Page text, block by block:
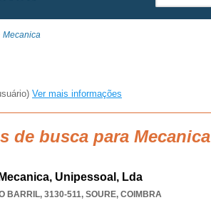
Mecanica
Ver mais informações
de busca para Mecanica
Unipessoal, Lda
BARRIL, 3130-511, SOURE, COIMBRA